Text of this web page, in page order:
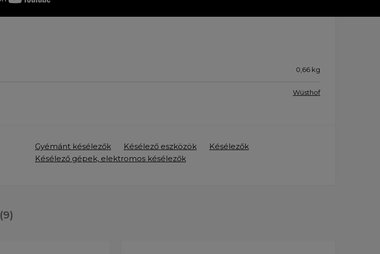
0,66 kg
Wüsthof
Gyémánt késélezők Késélező eszközök
Késélezők
Késélező gépek, elektromos késélezők
(9)